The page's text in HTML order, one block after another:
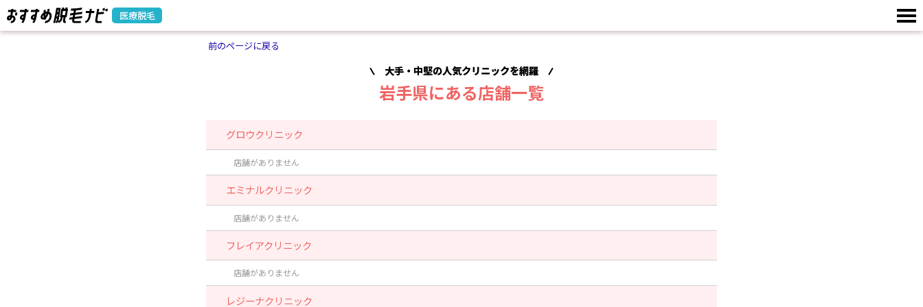
医療脱毛
前のページに戻る
大手・中堅の人気クリニックを網羅
岩手県にある店舗一覧
グロウクリニック
店舗がありません
エミナルクリニック
店舗がありません
フレイアクリニック
店舗がありません
レジーナクリニック